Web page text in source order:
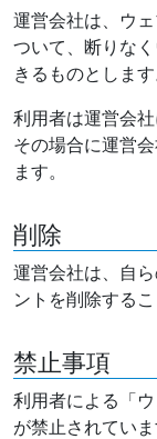
運営会社は、ウ
ついて、断りな
きるものとします
利用者は運営会
その場合に運営
ます。
削除
運営会社は、自
ントを削除する
禁止事項
利用者による「
が禁止されていま